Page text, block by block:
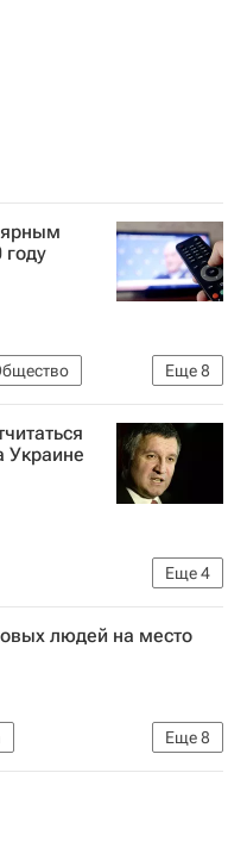
году
Еще8
НТВ (телеканал)
Украине
Еще4
Арсен Аваков
людей на место
Еще8